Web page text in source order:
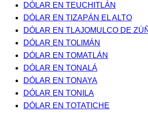
DÓLAR EN TEUCHITLÁN
DÓLAR EN TIZAPÁN EL ALTO
DÓLAR EN TLAJOMULCO DE
DÓLAR EN TOLIMÁN
DÓLAR EN TOMATLÁN
DÓLAR EN TONALÁ
DÓLAR EN TONAYA
DÓLAR EN TONILA
DÓLAR EN TOTATICHE